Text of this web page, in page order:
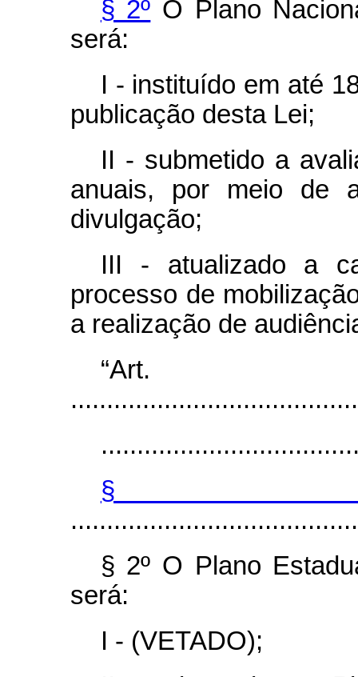
§ 2º O Plano
será:
I - instituído em até
publicação desta Lei;
II - submetido a
anuais, por meio de
divulgação;
III - atualizado a
processo de
a realização de
§
§ 2º O Plano
será:
I - (VETADO);